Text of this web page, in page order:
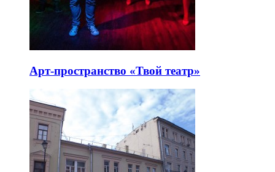
Арт-пространство «Твой театр»